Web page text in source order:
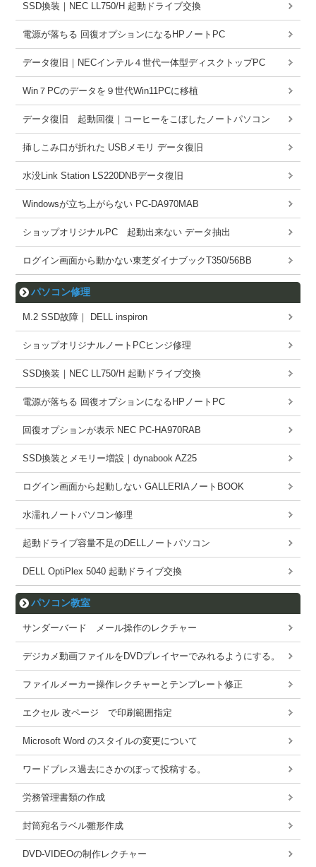
SSD換装｜NEC LL750/H 起動ドライブ交換
電源が落ちる 回復オプションになるHPノートPC
データ復旧｜NECインテル４世代一体型ディスクトップPC
Win７PCのデータを９世代Win11PCに移植
データ復旧 起動回復｜コーヒーをこぼしたノートパソコン
挿しこみ口が折れた USBメモリ データ復旧
水没Link Station LS220DNBデータ復旧
Windowsが立ち上がらない PC-DA970MAB
ショップオリジナルPC 起動出来ない データ抽出
ログイン画面から動かない東芝ダイナブックT350/56BB
パソコン修理
M.2 SSD故障｜ DELL inspiron
ショップオリジナルノートPCヒンジ修理
SSD換装｜NEC LL750/H 起動ドライブ交換
電源が落ちる 回復オプションになるHPノートPC
回復オプションが表示 NEC PC-HA970RAB
SSD換装とメモリー増設｜dynabook AZ25
ログイン画面から起動しない GALLERIAノートBOOK
水濡れノートパソコン修理
起動ドライブ容量不足のDELLノートパソコン
DELL OptiPlex 5040 起動ドライブ交換
パソコン教室
サンダーバード メール操作のレクチャー
デジカメ動画ファイルをDVDプレイヤーでみれるようにする。
ファイルメーカー操作レクチャーとテンプレート修正
エクセル 改ページ で印刷範囲指定
Microsoft Word のスタイルの変更について
ワードブレス過去にさかのぼって投稿する。
労務管理書類の作成
封筒宛名ラベル雛形作成
DVD-VIDEOの制作レクチャー